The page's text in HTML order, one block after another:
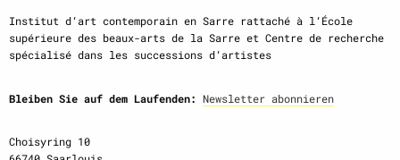
Institut d‘art contemporain en Sarre rattaché à l‘École
supérieure des beaux-arts de la Sarre et Centre de recherche
spécialisé dans les successions d‘artistes
Bleiben Sie auf dem Laufenden: Newsletter abonnieren
Choisyring 10